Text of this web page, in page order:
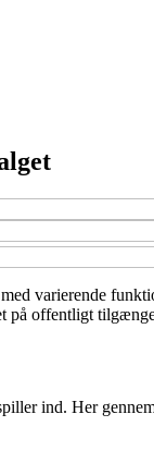
varierende
på offentligt
ind. Her